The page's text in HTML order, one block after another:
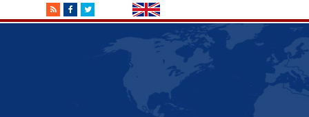
RSSFacebookTwitter